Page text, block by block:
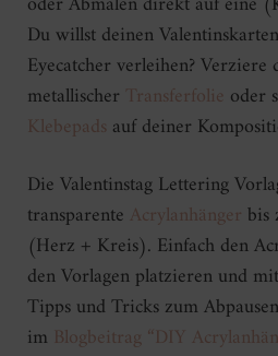
Du willst deinen
Eyecatcher verleihen?
metallischer Transferfolie oder
Klebepads auf deiner
Die Valentinstag Lettering
transparente Acrylanhängerbis
(Herz + Kreis). Einfach den
den Vorlagen platzieren und mit
Tipps und Tricks zum
im Blogbeitrag “DIY